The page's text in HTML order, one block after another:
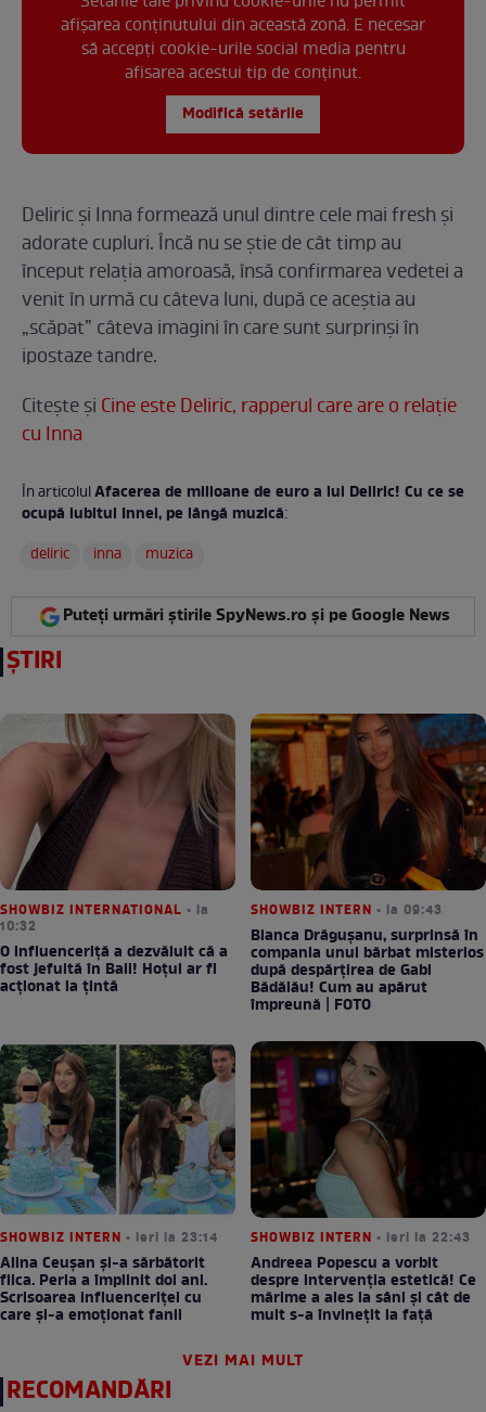
afișarea conținutului din această zonă. E necesar
să accepți cookie-urile social media pentru
afisarea acestui tip de conținut.
Modifică setările
Deliric și Inna formează unul dintre cele mai fresh și
adorate cupluri. Încă nu se știe de cât timp au
început relația amoroasă, însă confirmarea vedetei a
venit în urmă cu câteva luni, după ce aceștia au
„scăpat” câteva imagini în care sunt surprinși în
ipostaze tandre.
Citește și Cine este Deliric, rapperul care are o relaţie
cu Inna
În articolulAfacerea de milioane de euro a lui Deliric! Cu ce se
ocupă iubitul Innei, pe lângă muzică:
deliric
inna muzica
Puteți urmări știrile SpyNews.ro și pe Google News
ȘTIRI
SHOWBIZ INTERNATIONAL • la
10:32
O influenceriță a dezvăluit că a
fost jefuită în Bali! Hoțul ar fi
acționat la țintă
SHOWBIZ INTERN • la 09:43
Bianca Drăgușanu, surprinsă în
compania unui bărbat misterios
după despărțirea de Gabi
Bădălău! Cum au apărut
împreună | FOTO
SHOWBIZ INTERN • ieri la 23:14
Alina Ceușan și-a sărbătorit
fiica. Perla a împlinit doi ani.
Scrisoarea influenceriței cu
care și-a emoționat fanii
SHOWBIZ INTERN • ieri la 22:43
Andreea Popescu a vorbit
despre intervenția estetică! Ce
mărime a ales la sâni și cât de
mult s-a învinețit la față
VEZI MAI MULT
RECOMANDĂRI